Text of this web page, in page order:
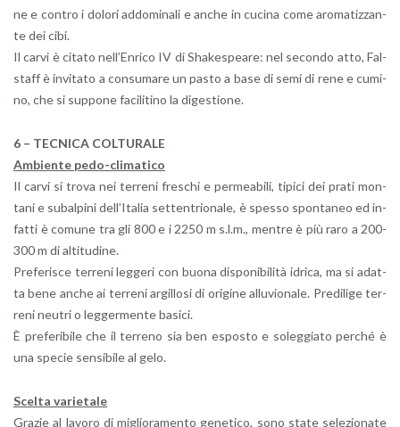
ne e con­tro i do­lo­ri ad­do­mi­na­li e anche in cu­ci­na come aro­ma­tiz­zan­
te dei cibi.
Il carvi è ci­ta­to nel­l’En­ri­co IV di Sha­ke­spea­re: nel se­con­do atto, Fal­
staff è in­vi­ta­to a con­su­ma­re un pasto a base di semi di rene e cu­mi­
no, che si sup­po­ne fa­ci­li­ti­no la di­ge­stio­ne.
6 – TEC­NI­CA COL­TU­RA­LE
Am­bien­te pe­do-cli­ma­ti­co
Il carvi si trova nei ter­re­ni fre­schi e per­mea­bi­li, ti­pi­ci dei prati mon­
ta­ni e su­bal­pi­ni del­l’I­ta­lia set­ten­trio­na­le, è spes­so spon­ta­neo ed in­
fat­ti è co­mu­ne tra gli 800 e i 2250 m s.l.m., men­tre è più raro a 200-
300 m di al­ti­tu­di­ne.
Pre­fe­ri­sce ter­re­ni leg­ge­ri con buona di­spo­ni­bi­li­tà idri­ca, ma si adat­
ta bene anche ai ter­re­ni ar­gil­lo­si di ori­gi­ne al­lu­vio­na­le. Pre­di­li­ge ter­
re­ni neu­tri o leg­ger­men­te ba­si­ci.
È pre­fe­ri­bi­le che il ter­re­no sia ben espo­sto e so­leg­gia­to per­ché è
una spe­cie sen­si­bi­le al gelo.
Scel­ta va­rie­ta­le
Gra­zie al la­vo­ro di mi­glio­ra­men­to ge­ne­ti­co, sono state se­le­zio­na­te